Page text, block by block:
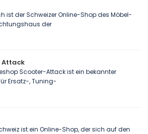
ist der Schweizer Online-Shop des Möbel-
der
Attack
Scooter-Attack ist ein bekannter
Ersatz-, Tuning-
ist ein Online-Shop, der sich auf den